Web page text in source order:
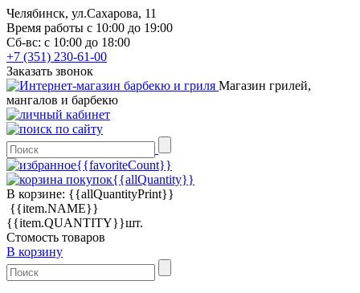
Челябинск, ул.Сахарова, 11
Время работы с 10:00 до 19:00
Сб-вс: с 10:00 до 18:00
+7 (351) 230-61-00
Заказать звонок
Магазин грилей,
мангалов и барбекю
{{favoriteCount}}
{{allQuantity}}
В корзине: {{allQuantityPrint}}
{{item.NAME}}
{{item.QUANTITY}}шт.
Стомость товаров
В корзину